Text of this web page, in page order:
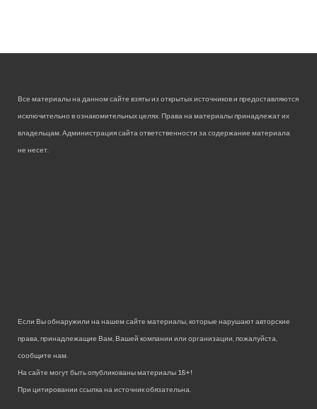
Все материалы на данном сайте взяты из открытых источников и предоставляются
исключительно в ознакомительных целях. Права на материалы принадлежат их
владельцам. Администрация сайта ответственности за содержание материала
не несет.
Если Вы обнаружили на нашем сайте материалы, которые нарушают авторские
права, принадлежащие Вам, Вашей компании или организации, пожалуйста,
сообщите нам.
На сайте могут быть опубликованы материалы 18+!
При цитировании ссылка на источник обязательна.